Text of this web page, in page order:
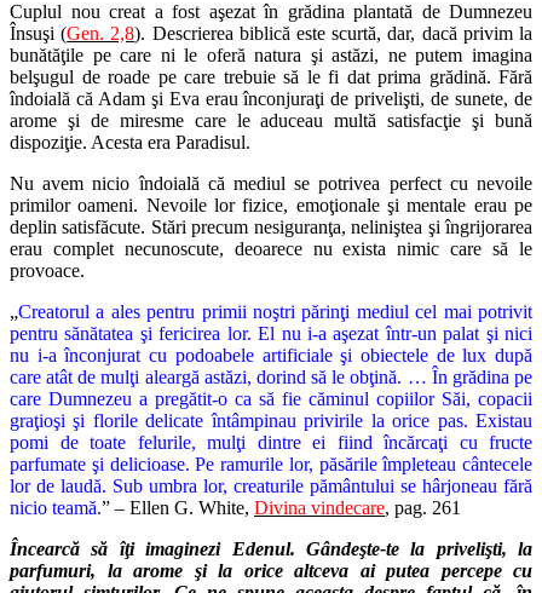
Cuplul nou creat a fost aşezat în grădina plantată de Dumnezeu
Însuşi (Gen. 2,8). Descrierea biblică este scurtă, dar, dacă privim la
bunătăţile pe care ni le oferă natura şi astăzi, ne putem imagina
belşugul de roade pe care trebuie să le fi dat prima grădină. Fără
îndoială că Adam şi Eva erau înconjuraţi de privelişti, de sunete, de
arome şi de miresme care le aduceau multă satisfacţie şi bună
dispoziţie. Acesta era Paradisul.
Nu avem nicio îndoială că mediul se potrivea perfect cu nevoile
primilor oameni. Nevoile lor fizice, emoţionale şi mentale erau pe
deplin satisfăcute. Stări precum nesiguranţa, neliniştea şi îngrijorarea
erau complet necunoscute, deoarece nu exista nimic care să le
provoace.
„Creatorul a ales pentru primii noştri părinţi mediul cel mai potrivit
pentru sănătatea şi fericirea lor. El nu i-a aşezat într-un palat şi nici
nu i-a înconjurat cu podoabele artificiale şi obiectele de lux după
care atât de mulţi aleargă astăzi, dorind să le obţină. … În grădina pe
care Dumnezeu a pregătit-o ca să fie căminul copiilor Săi, copacii
graţioşi şi florile delicate întâmpinau privirile la orice pas. Existau
pomi de toate felurile, mulţi dintre ei fiind încărcaţi cu fructe
parfumate şi delicioase. Pe ramurile lor, păsările împleteau cântecele
lor de laudă. Sub umbra lor, creaturile pământului se hârjoneau fără
nicio teamă.” – Ellen G. White, Divina vindecare, pag. 261
Încearcă să îţi imaginezi Edenul. Gândeşte-te la privelişti, la
parfumuri, la arome şi la orice altceva ai putea percepe cu